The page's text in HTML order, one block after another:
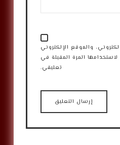
والموقع الإلكتروني
المرة المقبلة في
تعليقي.